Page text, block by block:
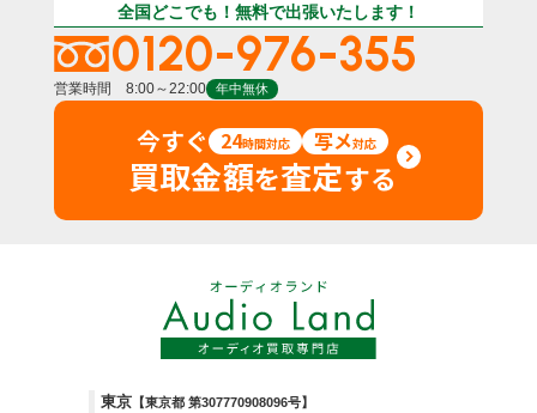
全国どこでも！無料で出張いたします！
0120-976-355
営業時間 8:00～22:00 年中無休
今すぐ 24時間対応 写メ対応
買取金額を査定する
東京 【東京都 第307770908096号】